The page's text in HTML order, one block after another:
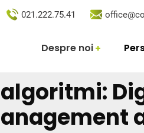
021.222.75.41
Despre noi